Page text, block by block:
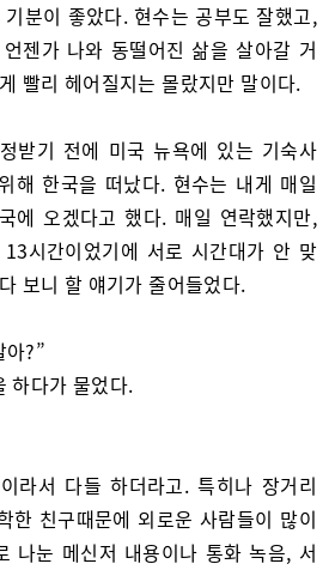
분이 좋았다. 현수는 공부도 잘했고,
젠가 나와 동떨어진 삶을 살아갈 거
빨리 헤어질지는 몰랐지만 말이다.
받기 전에 미국 뉴욕에 있는 기숙사
해 한국을 떠났다. 현수는 내게 매일
에 오겠다고 했다. 매일 연락했지만,
시간이었기에 서로 시간대가 안 맞
보니 할 얘기가 줄어들었다.
아?”
하다가 물었다.
라서 다들 하더라고. 특히나 장거리
한 친구때문에 외로운 사람들이 많이
나눈 메신저 내용이나 통화 녹음, 서